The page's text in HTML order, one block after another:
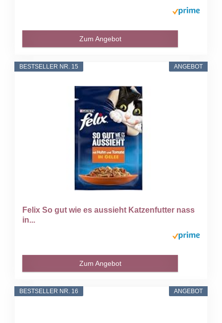
Zum Angebot
ANGEBOT
BESTSELLER NR. 15
Felix So gut wie es aussieht Katzenfutter nass
in...
Zum Angebot
ANGEBOT
BESTSELLER NR. 16